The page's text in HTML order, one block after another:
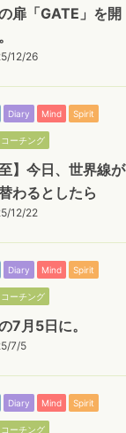
扉「GATE」を開
12/26
Diary Mind Spirit
ーチング
至】今日、世界線が
わるとしたら
12/22
Diary Mind Spirit
ーチング
7月5日に。
7/5
Diary Mind Spirit
ーチング